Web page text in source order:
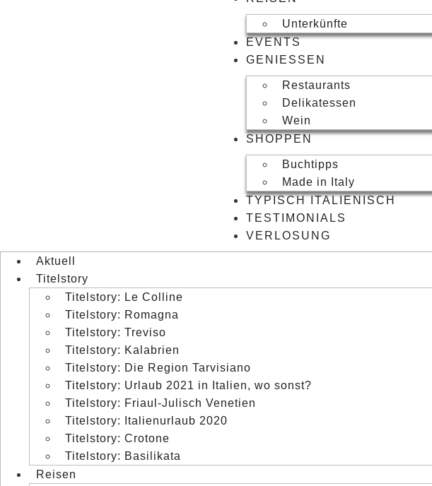
Unterkünfte
EVENTS
GENIESSEN
Restaurants
Delikatessen
Wein
SHOPPEN
Buchtipps
Made in Italy
TYPISCH ITALIENISCH
TESTIMONIALS
VERLOSUNG
Aktuell
Titelstory
Titelstory: Le Colline
Titelstory: Romagna
Titelstory: Treviso
Titelstory: Kalabrien
Titelstory: Die Region Tarvisiano
Titelstory: Urlaub 2021 in Italien, wo sonst?
Titelstory: Friaul-Julisch Venetien
Titelstory: Italienurlaub 2020
Titelstory: Crotone
Titelstory: Basilikata
Reisen